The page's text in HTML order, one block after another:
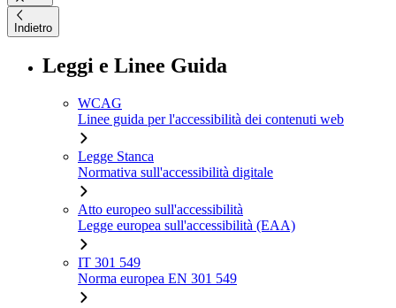
Indietro
Leggi e Linee Guida
WCAG
Linee guida per l'accessibilità dei contenuti web
Legge Stanca
Normativa sull'accessibilità digitale
Atto europeo sull'accessibilità
Legge europea sull'accessibilità (EAA)
IT 301 549
Norma europea EN 301 549